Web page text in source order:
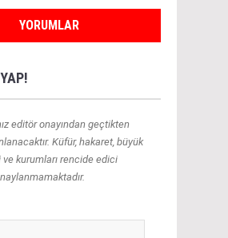
YORUMLAR
editör onayından geçtikten
Küfür, hakaret, büyük
kurumları rencide edici